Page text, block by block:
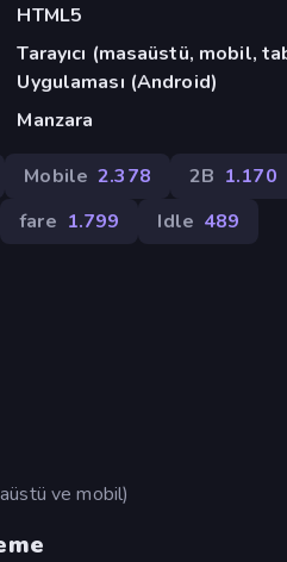
HTML5
Tarayıcı (masaüstü, mobil,
Uygulaması (Android)
Manzara
Mobile 2.378 2B 1.170
fare 1.799 Idle 489
ve mobil)